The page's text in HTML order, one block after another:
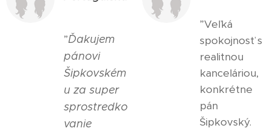
”Ďakujem
pánovi
Šipkovském
u za super
sprostredko
vanie
”Veľká
spokojnosť s
realitnou
kanceláriou,
konkrétne
pán
Šipkovský.